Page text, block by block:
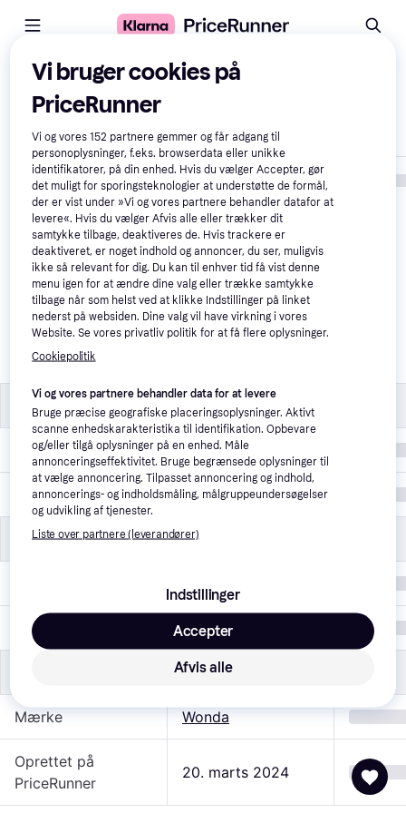
Sammenlign produkter
Wonda Skærmvæg
Pergola II Rumdeler
Produktegenskaber Produktegenskaber
Egenskaber Sammenklappelig
Hovedmateriale Træ
Mål Mål
Bredde 225.0 cm
Øvrigt
Mærke Wonda
Oprettet på
PriceRunner
20. marts 2024
Vi bruger cookies på
PriceRunner
Vi og vores152 partnere gemmer og får adgang til
personoplysninger, f.eks. browserdata eller unikke
identifikatorer, på din enhed. Hvis du vælger Accepter, gør
det muligt for sporingsteknologier at understøtte de formål,
der er vist under »Vi og vores partnere behandler datafor at
levere«. Hvis du vælger Afvis alle eller trækker dit
samtykke tilbage, deaktiveres de. Hvis trackere er
deaktiveret, er noget indhold og annoncer, du ser, muligvis
ikke så relevant for dig. Du kan til enhver tid få vist denne
menu igen for at ændre dine valg eller trække samtykke
tilbage når som helst ved at klikke Indstillinger på linket
nederst på websiden. Dine valg vil have virkning i vores
Website. Se vores privatliv politik for at få flere oplysninger.
Cookiepolitik
Vi og vores partnere behandler data for at levere
Bruge præcise geografiske placeringsoplysninger. Aktivt
scanne enhedskarakteristika til identifikation. Opbevare
og/eller tilgå oplysninger på en enhed. Måle
annonceringseffektivitet. Bruge begrænsede oplysninger til
at vælge annoncering. Tilpasset annoncering og indhold,
annoncerings- og indholdsmåling, målgruppeundersøgelser
og udvikling af tjenester.
Liste over partnere (leverandører)
Indstillinger
Afvis alle
Accepter